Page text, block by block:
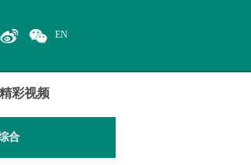
EN
精彩视频
合